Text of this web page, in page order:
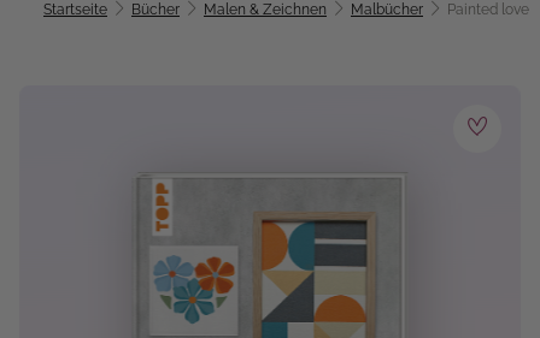
Startseite Bücher Malen & Zeichnen Malbücher Painted love